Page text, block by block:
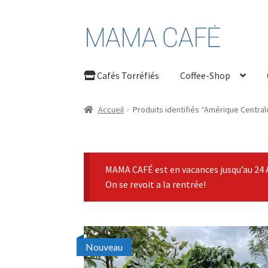
Aller
à
navigation
Aller
au
Cafés Torréfiés Coffee-Shop
Accueil Produits identifiés “Amérique
MAMA CAFÉ est en vacances jusqu’au
On se revoit a la rentrée!
Nouveau
Nouveau